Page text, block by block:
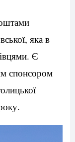
яка в
Є
спонсором